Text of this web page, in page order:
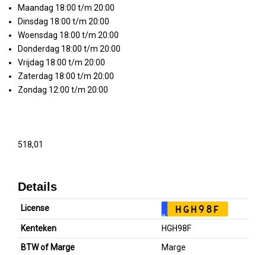
Maandag 18:00 t/m 20:00
Dinsdag 18:00 t/m 20:00
Woensdag 18:00 t/m 20:00
Donderdag 18:00 t/m 20:00
Vrijdag 18:00 t/m 20:00
Zaterdag 18:00 t/m 20:00
Zondag 12:00 t/m 20:00
518,01
Details
License
NL HGH98F
Kenteken
HGH98F
BTW of Marge
Marge